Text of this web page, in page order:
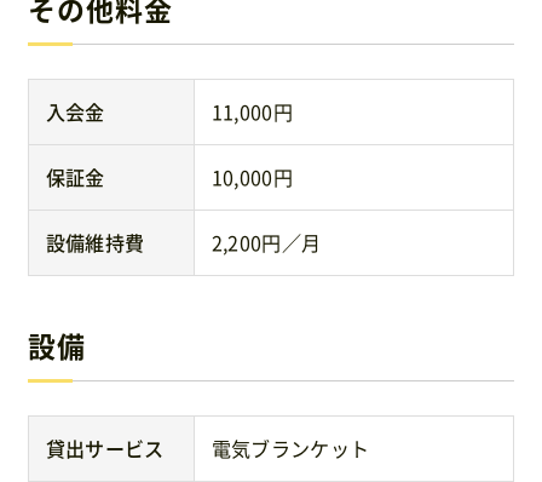
入会金 11,000円
保証金 10,000円
設備維持費 2,200円／月
設備
貸出サービス 電気ブランケット